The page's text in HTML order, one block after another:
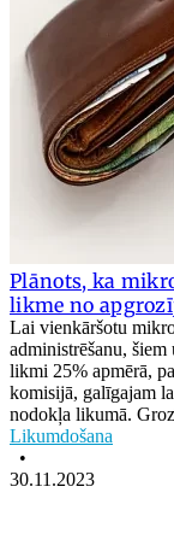
Plānots, ka
likme no
Lai vienkāršotu
administrēšanu,
likmi 25% apmērā,
komisijā, galīgajam
nodokļa likumā.
Likumdošana
•
30.11.2023